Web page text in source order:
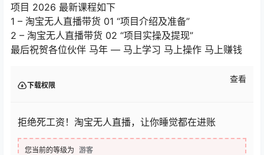
项目 2026 最新课程如下
1 – 淘宝无人直播带货 01 “项目介绍及准备”
2 – 淘宝无人直播带货 02 “项目实操及提现”
最后祝贺各位伙伴 马年 — 马上学习 马上操作 马上赚钱
下载权限
查看
拒绝死工资！淘宝无人直播，让你睡觉都在进账
您当前的等级为 游客